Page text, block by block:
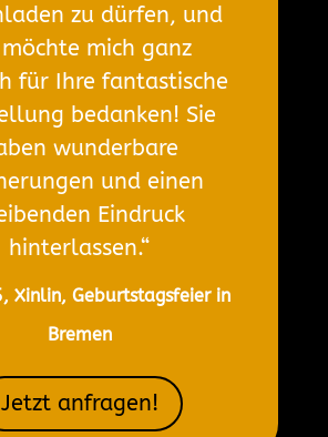
zu dürfen, und
mich ganz
für Ihre fantastische
bedanken! Sie
wunderbare
und einen
Eindruck
hinterlassen.“
Xinlin, Geburtstagsfeier in
Bremen
Jetzt anfragen!